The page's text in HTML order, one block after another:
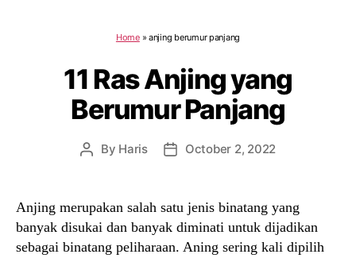
Home»anjing berumur panjang
11 Ras Anjing yang
Berumur Panjang
Post
By Haris
PostOctober 2, 2022
Anjing merupakan salah satu jenis binatang yang
banyak disukai dan banyak diminati untuk dijadikan
sebagai binatang peliharaan. Aning sering kali dipilih